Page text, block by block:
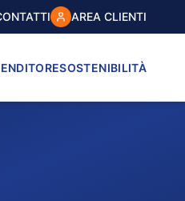
AREA CLIENTI
SOSTENIBILITÀ